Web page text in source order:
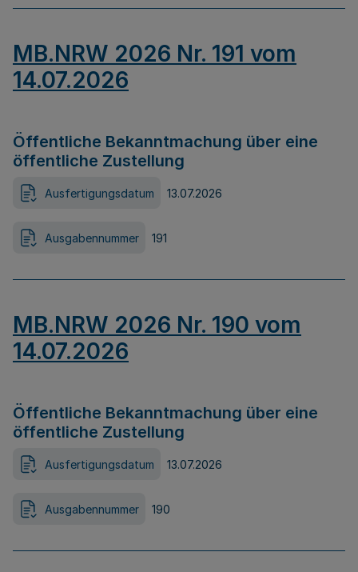
MB.NRW 2026 Nr. 191 vom
14.07.2026
Öffentliche Bekanntmachung über eine
öffentliche Zustellung
Ausfertigungsdatum 13.07.2026
Ausgabennummer 191
MB.NRW 2026 Nr. 190 vom
14.07.2026
Öffentliche Bekanntmachung über eine
öffentliche Zustellung
Ausfertigungsdatum 13.07.2026
Ausgabennummer 190